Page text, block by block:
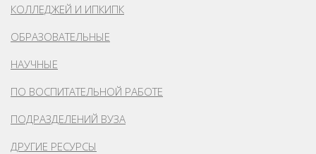
КОЛЛЕДЖЕЙ И ИПКИПК
ОБРАЗОВАТЕЛЬНЫЕ
НАУЧНЫЕ
ПО ВОСПИТАТЕЛЬНОЙ РАБОТЕ
ПОДРАЗДЕЛЕНИЙ ВУЗА
ДРУГИЕ РЕСУРСЫ